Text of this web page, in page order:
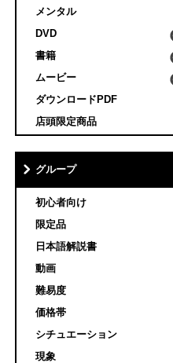
メンタル
DVD
書籍
ムービー
ダウンロードPDF
店頭限定商品
グループ
初心者向け
限定品
日本語解説書
動画
難易度
価格帯
シチュエーション
現象